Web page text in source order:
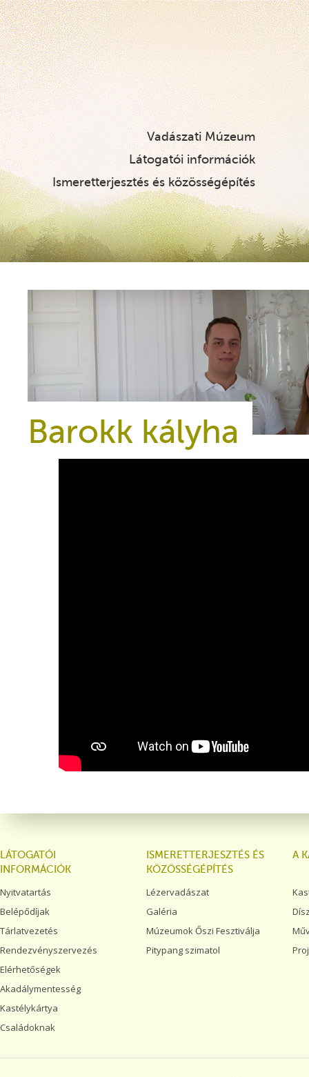
Vadászati Múzeum
Látogatói információk
Ismeretterjesztés és közösségépítés
Barokk kályha
LÁTOGATÓI
INFORMÁCIÓK
Nyitvatartás
Belépődíjak
Tárlatvezetés
Rendezvényszervezés
Elérhetőségek
Akadálymentesség
Kastélykártya
Családoknak
ISMERETTERJESZTÉS ÉS
KÖZÖSSÉGÉPÍTÉS
Lézervadászat
Galéria
Múzeumok Őszi Fesztiválja
Pitypang szimatol
A